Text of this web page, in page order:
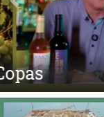
El Ego y el
Anterior